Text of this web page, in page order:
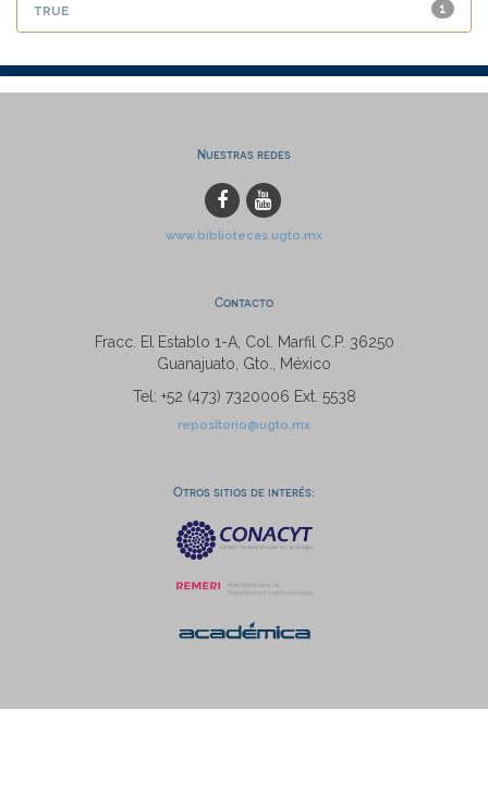
1
true
Nuestras redes
www.bibliotecas.ugto.mx
Contacto
Fracc. El Establo 1-A, Col. Marfil C.P. 36250
Guanajuato, Gto., México
Tel: +52 (473) 7320006 Ext. 5538
repositorio@ugto.mx
Otros sitios de interés: